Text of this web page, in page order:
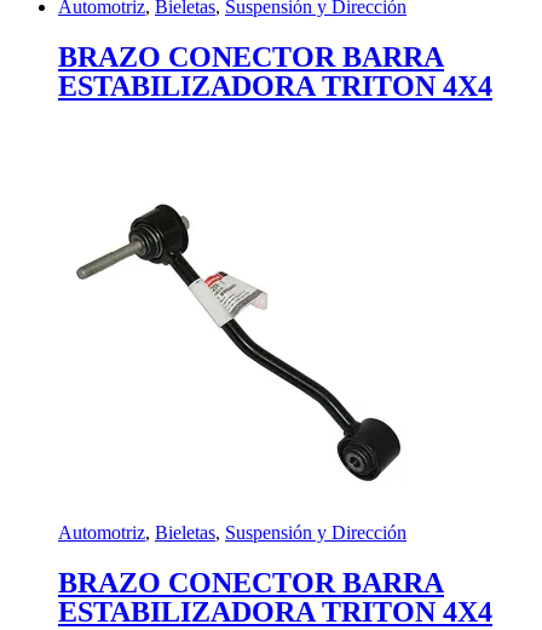
Automotriz, Bieletas, Suspensión y Dirección
BRAZO CONECTOR BARRA
ESTABILIZADORA TRITON 4X4
Automotriz, Bieletas, Suspensión y Dirección
BRAZO CONECTOR BARRA
ESTABILIZADORA TRITON 4X4